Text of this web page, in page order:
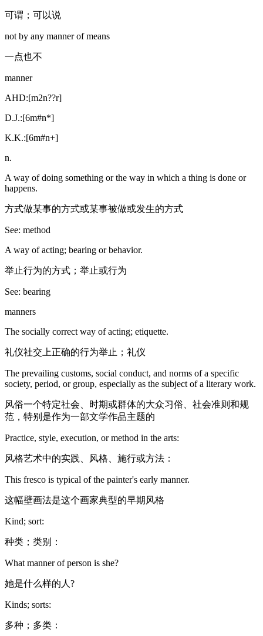
可谓；可以说
not by any manner of means
一点也不
manner
AHD:[m2n??r]
D.J.:[6m#n*]
K.K.:[6m#n+]
n.
A way of doing something or the way in which a thing is done or
happens.
方式做某事的方式或某事被做或发生的方式
See: method
A way of acting; bearing or behavior.
举止行为的方式；举止或行为
See: bearing
manners
The socially correct way of acting; etiquette.
礼仪社交上正确的行为举止；礼仪
The prevailing customs, social conduct, and norms of a specific
society, period, or group, especially as the subject of a literary work.
风俗一个特定社会、时期或群体的大众习俗、社会准则和规
范，特别是作为一部文学作品主题的
Practice, style, execution, or method in the arts:
风格艺术中的实践、风格、施行或方法：
This fresco is typical of the painter's early manner.
这幅壁画法是这个画家典型的早期风格
Kind; sort:
种类；类别：
What manner of person is she?
她是什么样的人?
Kinds; sorts:
多种；多类：